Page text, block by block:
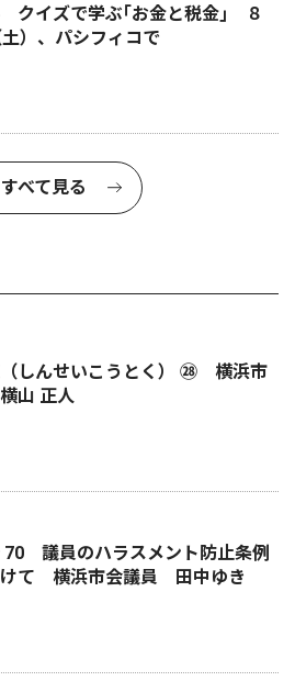
クイズで学ぶ｢お金と税金｣ ８
）、パシフィコで
すべて見る
しんせいこうとく） ㉘ 横浜市
山 正人
70 議員のハラスメント防止条例
けて 横浜市会議員 田中ゆき